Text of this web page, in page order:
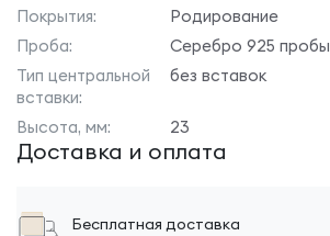
Покрытия:
Родирование
Проба:
Серебро 925 пробы
Тип центральной
вставки:
без вставок
Высота, мм: 23
Доставка и оплата
Бесплатная доставка